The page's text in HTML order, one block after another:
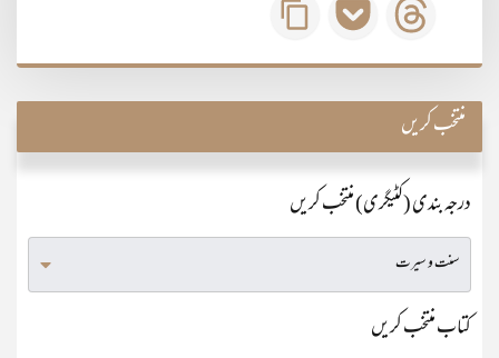
منتخب کریں
درجہ بندی (کٹیگری) منتخب کریں
کتاب منتخب کریں